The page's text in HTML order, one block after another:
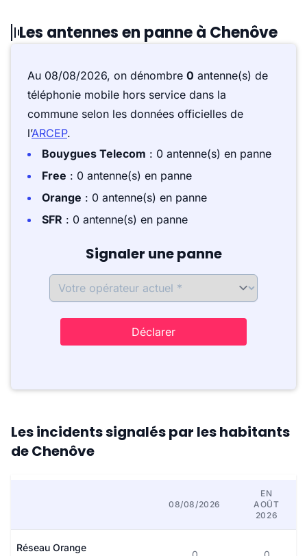
Les antennes en panne à Chenôve
Au 08/08/2026, on dénombre 0 antenne(s) de
téléphonie mobile hors service dans la
commune selon les données officielles de
l’ARCEP.
Bouygues Telecom : 0 antenne(s) en panne
Free : 0 antenne(s) en panne
Orange : 0 antenne(s) en panne
SFR : 0 antenne(s) en panne
Signaler une panne
Déclarer
Les incidents signalés par les habitants
de Chenôve
08/08/2026
EN
AOÛT
2026
Réseau Orange